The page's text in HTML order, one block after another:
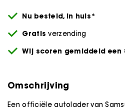
Nu besteld, in huis*
Gratis verzending
Wij scoren gemiddeld een
Omschrijving
Een officiële autolader van